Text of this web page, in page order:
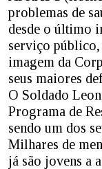
problemas de
desde o último
serviço público,
imagem da
seus maiores
O Soldado
Programa de
sendo um dos
Milhares de
já são jovens a